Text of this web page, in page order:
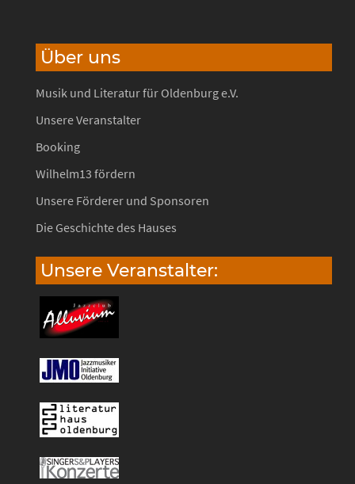
Über uns
Musik und Literatur für Oldenburg e.V.
Unsere Veranstalter
Booking
Wilhelm13 fördern
Unsere Förderer und Sponsoren
Die Geschichte des Hauses
Unsere Veranstalter: